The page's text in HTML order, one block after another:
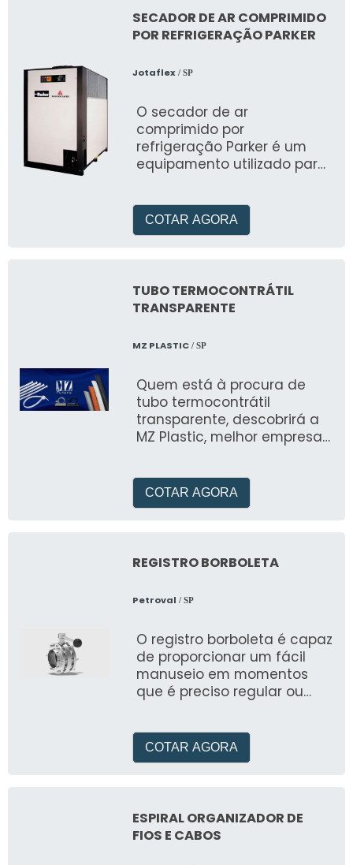
SECADOR DE AR COMPRIMIDO
POR REFRIGERAÇÃO PARKER
Jotaflex/ SP
O secador de ar
comprimido por
refrigeração Parker é um
equipamento utilizado para
assim a qualidade e
eficiência do sistema
COTAR AGORA
TUBO TERMOCONTRÁTIL
TRANSPARENTE
MZ PLASTIC/ SP
Quem está à procura de
tubo termocontrátil
transparente, descobrirá a
MZ Plastic, melhor empresa
COTAR AGORA
REGISTRO BORBOLETA
Petroval / SP
O registro borboleta é capaz
de proporcionar um fácil
manuseio em momentos
que é preciso regular ou
COTAR AGORA
ESPIRAL ORGANIZADOR DE
FIOS E CABOS